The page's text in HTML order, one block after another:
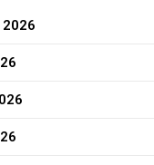
3 Years Ago